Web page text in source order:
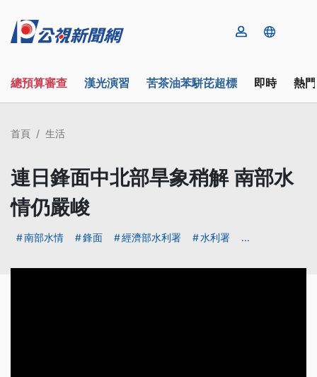
總預算審查 漢光演習 苦茶油苯駢芘超標 即時 熱
首頁 生活
連日鋒面中北部旱象稍解 南部水
情仍嚴峻
南部水情 鋒面 經濟部水利署 水利署 ...